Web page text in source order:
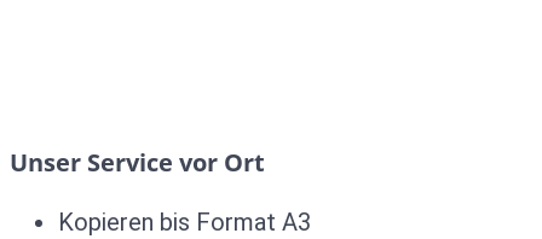
Unser Service vor Ort
Kopieren bis Format A3